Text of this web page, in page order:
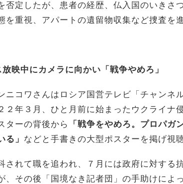
否定したが、患者の経歴、仏入国のいきさ
を重視、アパートの遺留物収集など捜査を
映中にカメラに向かい「戦争やめろ」
コワさんはロシア国営テレビ「チャンネ
２年３月、ひと月前に始まったウクライナ
ターの背後から
「戦争をやめろ。プロパガ
る」 などと手書きの大型ポスターを掲げ視
れて職を追われ、７月には政府に対する
、その後「国境なき記者団」の手助けによ